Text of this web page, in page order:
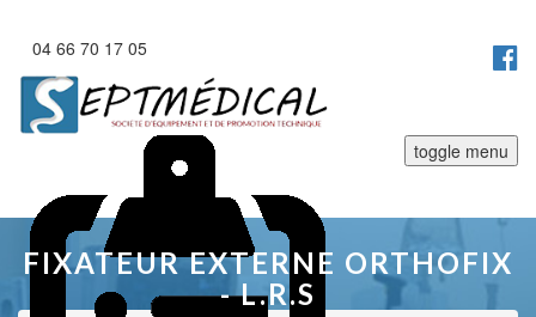
04 66 70 17 05
toggle menu
FIXATEUR EXTERNE ORTHOFIX
- L.R.S